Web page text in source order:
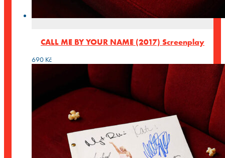
CALL ME BY YOUR NAME (2017) Screenplay
690 Kč